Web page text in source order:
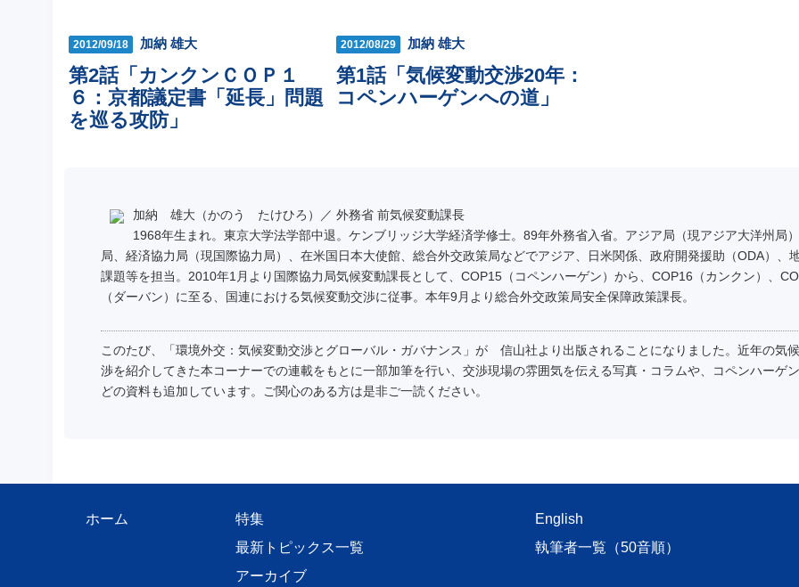
2012/09/18 加納 雄大
第2話「カンクンＣＯＰ１
６：京都議定書「延長」問題
を巡る攻防」
2012/08/29 加納 雄大
第1話「気候変動交渉20年：
コペンハーゲンへの道」
加納 雄大（かのう たけひろ）／ 外務省 前気候変動課長
1968年生まれ。東京大学法学部中退。ケンブリッジ大学経済学修士。89年外務省入省。アジア局（現アジア大洋州局
局、経済協力局（現国際協力局）、在米国日本大使館、総合外交政策局などでアジア、日米関係、政府開発援助（ODA）、
課題等を担当。2010年1月より国際協力局気候変動課長として、COP15（コペンハーゲン）から、COP16（カンクン）、
（ダーバン）に至る、国連における気候変動交渉に従事。本年9月より総合外交政策局安全保障政策課長。
このたび、「環境外交：気候変動交渉とグローバル・ガバナンス」が 信山社より出版されることになりました。近年の気
渉を紹介してきた本コーナーでの連載をもとに一部加筆を行い、交渉現場の雰囲気を伝える写真・コラムや、コペンハーゲ
どの資料も追加しています。ご関心のある方は是非ご一読ください。
ホーム
特集
最新トピックス一覧
アーカイブ
English
執筆者一覧（50音順）